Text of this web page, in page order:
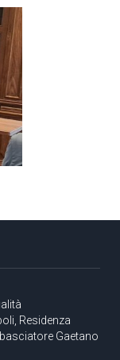
Residenza
Gaetano